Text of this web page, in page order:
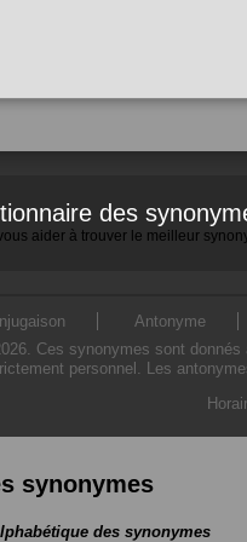
des
aider à trouver le meilleur
Antonyme
Ces synonymes sont
personnel. Les
synonymes
des synonymes